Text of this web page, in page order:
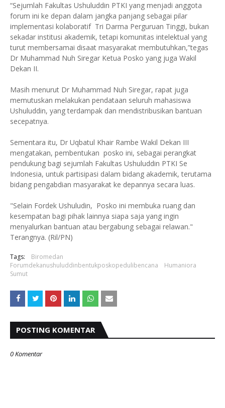
“Sejumlah Fakultas Ushuluddin PTKI yang menjadi anggota
forum ini ke depan dalam jangka panjang sebagai pilar
implementasi kolaboratif Tri Darma Perguruan Tinggi, bukan
sekadar institusi akademik, tetapi komunitas intelektual yang
turut membersamai disaat masyarakat membutuhkan,”tegas
Dr Muhammad Nuh Siregar Ketua Posko yang juga Wakil
Dekan II.
Masih menurut Dr Muhammad Nuh Siregar, rapat juga
memutuskan melakukan pendataan seluruh mahasiswa
Ushuluddin, yang terdampak dan mendistribusikan bantuan
secepatnya.
Sementara itu, Dr Uqbatul Khair Rambe Wakil Dekan III
mengatakan, pembentukan posko ini, sebagai perangkat
pendukung bagi sejumlah Fakultas Ushuluddin PTKI Se
Indonesia, untuk partisipasi dalam bidang akademik, terutama
bidang pengabdian masyarakat ke depannya secara luas.
"Selain Fordek Ushuludin, Posko ini membuka ruang dan
kesempatan bagi pihak lainnya siapa saja yang ingin
menyalurkan bantuan atau bergabung sebagai relawan."
Terangnya. (Ril/PN)
Tags:
Biromedan
Forumdekanushuluddinbentukposkopedulibencana
Humaniora
Sumut
POSTING KOMENTAR
0 Komentar